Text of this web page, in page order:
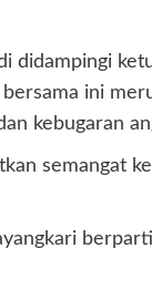
didampingi
ini
kebugaran
semangat